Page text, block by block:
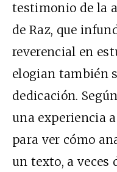
testimonio de la
de Raz, que
reverencial en
elogian también
dedicación.
una experiencia
para ver cómo
un texto, a veces